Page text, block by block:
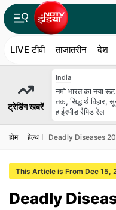
LIVE टीवी ताजातरीन देश
ट्रेडिंग खबरें
India
नमो भारत का नया
तक, सिद्धार्थ
हाईस्पीड रैपिड रेल
होम हेल्‍थ Deadly Diseases
This Article is From Dec 15,
Deadly